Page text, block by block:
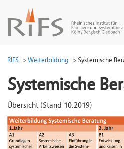
RIFS Weiterbildung Systemische
Systemische
Übersicht (Stand 10.2019)